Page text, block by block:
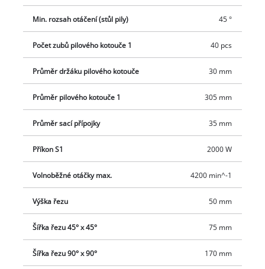
Min. rozsah otáčení (stůl pily) 45 °
Počet zubů pilového kotouče 1 40 pcs
Průměr držáku pilového kotouče 30 mm
Průměr pilového kotouče 1 305 mm
Průměr sací přípojky 35 mm
Příkon S1 2000 W
Volnoběžné otáčky max. 4200 min^-1
Výška řezu 50 mm
Šířka řezu 45° x 45° 75 mm
Šířka řezu 90° x 90° 170 mm